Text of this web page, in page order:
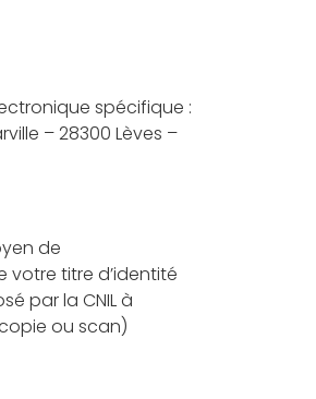
spécifique :
– 28300 Lèves –
de
votre titre d’identité
par la CNIL à
ou scan)